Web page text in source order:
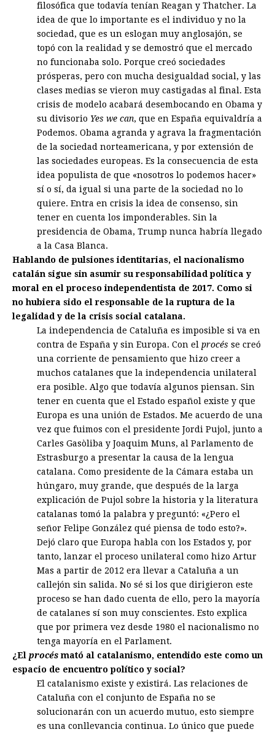
filosófica que todavía tenían Reagan y Thatcher. La
idea de que lo importante es el individuo y no la
sociedad, que es un eslogan muy anglosajón, se
topó con la realidad y se demostró que el mercado
no funcionaba solo. Porque creó sociedades
prósperas, pero con mucha desigualdad social, y las
clases medias se vieron muy castigadas al final. Esta
crisis de modelo acabará desembocando en Obama y
su divisorio Yes we can, que en España equivaldría a
Podemos. Obama agranda y agrava la fragmentación
de la sociedad norteamericana, y por extensión de
las sociedades europeas. Es la consecuencia de esta
idea populista de que «nosotros lo podemos hacer»
sí o sí, da igual si una parte de la sociedad no lo
quiere. Entra en crisis la idea de consenso, sin
tener en cuenta los imponderables. Sin la
presidencia de Obama, Trump nunca habría llegado
a la Casa Blanca.
Hablando de pulsiones identitarias, el nacionalismo
catalán sigue sin asumir su responsabilidad política y
moral en el proceso independentista de 2017. Como si
no hubiera sido el responsable de la ruptura de la
legalidad y de la crisis social catalana.
La independencia de Cataluña es imposible si va en
contra de España y sin Europa. Con el procés se creó
una corriente de pensamiento que hizo creer a
muchos catalanes que la independencia unilateral
era posible. Algo que todavía algunos piensan. Sin
tener en cuenta que el Estado español existe y que
Europa es una unión de Estados. Me acuerdo de una
vez que fuimos con el presidente Jordi Pujol, junto a
Carles Gasòliba y Joaquim Muns, al Parlamento de
Estrasburgo a presentar la causa de la lengua
catalana. Como presidente de la Cámara estaba un
húngaro, muy grande, que después de la larga
explicación de Pujol sobre la historia y la literatura
catalanas tomó la palabra y preguntó: «¿Pero el
señor Felipe González qué piensa de todo esto?».
Dejó claro que Europa habla con los Estados y, por
tanto, lanzar el proceso unilateral como hizo Artur
Mas a partir de 2012 era llevar a Cataluña a un
callejón sin salida. No sé si los que dirigieron este
proceso se han dado cuenta de ello, pero la mayoría
de catalanes sí son muy conscientes. Esto explica
que por primera vez desde 1980 el nacionalismo no
tenga mayoría en el Parlament.
¿El procés mató al catalanismo, entendido este como un
espacio de encuentro político y social?
El catalanismo existe y existirá. Las relaciones de
Cataluña con el conjunto de España no se
solucionarán con un acuerdo mutuo, esto siempre
es una conllevancia continua. Lo único que puede